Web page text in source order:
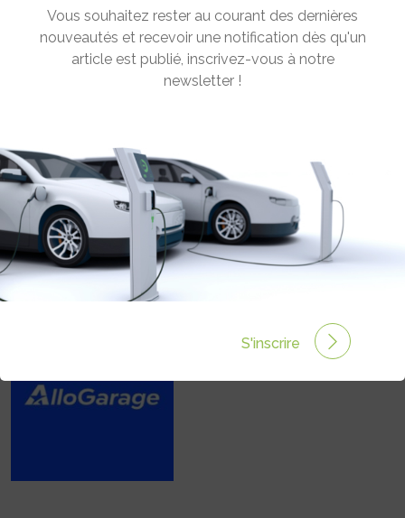
EQUIPEMENTIERS : BATTERIES,
CONTRÔLEURS, MOTEURS..
Vous souhaitez rester au courant des dernières
nouveautés et recevoir une notification dès qu'un
article est publié, inscrivez-vous à notre
newsletter !
S'inscrire